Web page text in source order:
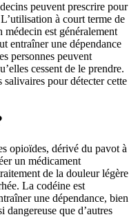
peuvent prescrire pour
à court terme de
médecin est généralement
entraîner une dépendance
personnes peuvent
cessent de le prendre.
pour détecter cette
opioïdes, dérivé du pavot à
un médicament
de la douleur légère
La codéine est
une dépendance, bien
dangereuse que d’autres